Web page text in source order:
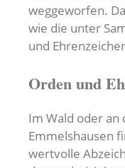
weggeworfen.
wie die unter
und
Orden und
Im Wald oder an
Emmelshausen
wertvolle